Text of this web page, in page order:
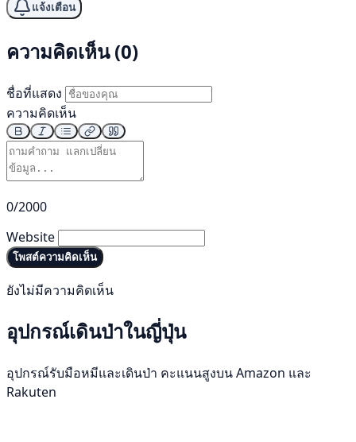
แจ้งเตือน
ความคิดเห็น (0)
ชื่อที่แสดง
ความคิดเห็น
0/2000
Website
โพสต์ความคิดเห็น
ยังไม่มีความคิดเห็น
อุปกรณ์เดินป่าในญี่ปุ่น
อุปกรณ์รับมือหมีและเดินป่า คะแนนสูงบน Amazon และ
Rakuten